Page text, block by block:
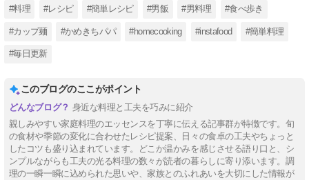
#料理 #レシピ #簡単レシピ #男飯 #男料理 #食べ歩き
#カップ麺 #かめきちパパ #homecooking #instafood #簡単料理
#毎日更新
このブログのここがポイント
身近な料理と工夫を巧みに紹介
親しみやすい家庭料理のエッセンスを丁寧に伝える記事群が特徴です。旬
の食材や季節の変化に合わせたレシピ提案、日々の食卓の工夫やちょっと
したコツも盛り込まれています。どこか温かみを感じさせる語り口と、シ
ンプルながらも工夫の光る料理の数々が読者の暮らしに寄り添います。調
理の一瞬一瞬に込められた思いや、家族とのふれあいを大切にした情報が